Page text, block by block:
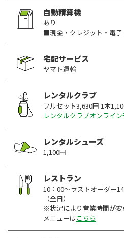
自動精算機
あり
■現金・クレジット・電子
宅配サービス
ヤマト運輸
レンタルクラブ
フルセット3,630円 1本
レンタルクラブオンライ
レンタルシューズ
1,100円
レストラン
10：00～ラストオーダー
（全日）
※状況により営業時間が変
メニューはこちら